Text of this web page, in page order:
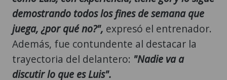
demostrando todos los fines de semana que
juega, ¿por qué no?", expresó el entrenador.
Además, fue contundente al destacar la
trayectoria del delantero: "Nadie va a
discutir lo que es Luis".